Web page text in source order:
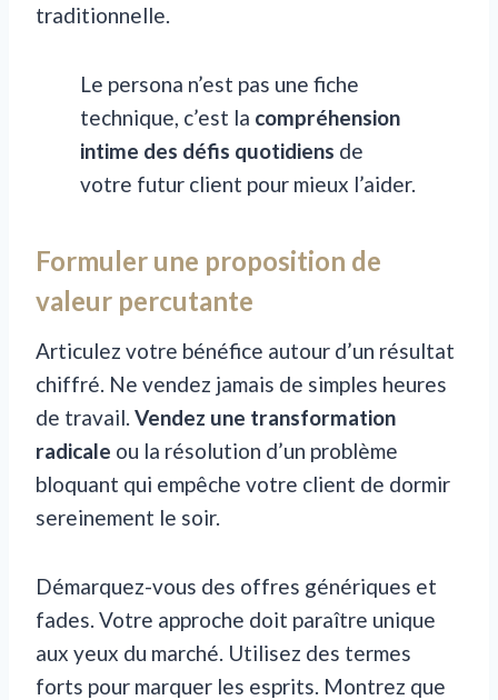
traditionnelle.
Le persona n’est pas une fiche
technique, c’est la compréhension
intime des défis quotidiens de
votre futur client pour mieux l’aider.
Formuler une proposition de
valeur percutante
Articulez votre bénéfice autour d’un résultat
chiffré. Ne vendez jamais de simples heures
de travail. Vendez une transformation
radicale ou la résolution d’un problème
bloquant qui empêche votre client de dormir
sereinement le soir.
Démarquez-vous des offres génériques et
fades. Votre approche doit paraître unique
aux yeux du marché. Utilisez des termes
forts pour marquer les esprits. Montrez que